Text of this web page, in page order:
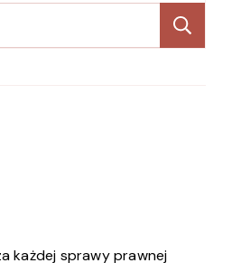
każdej sprawy prawnej